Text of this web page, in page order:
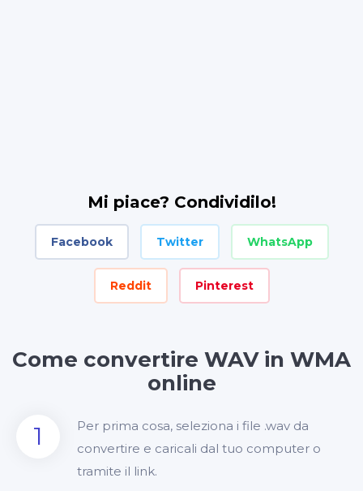
Mi piace? Condividilo!
Facebook Twitter WhatsApp
Reddit Pinterest
Come convertire WAV in WMA
online
1
Per prima cosa, seleziona i file .wav da
convertire e caricali dal tuo computer o
tramite il link.